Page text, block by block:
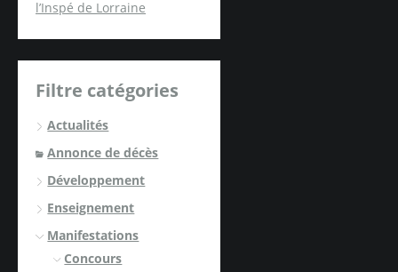
l’Inspé de Lorraine
Filtre catégories
Actualités
Annonce de décès
Développement
Enseignement
Manifestations
Concours